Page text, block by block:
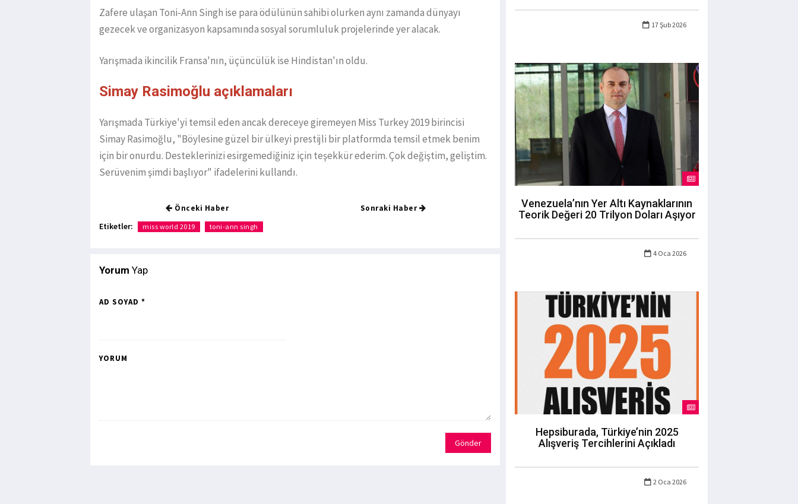
​Zafere ulaşan Toni-Ann Singh ise para ödülünün sahibi olurken aynı zamanda dünyayı
gezecek ve organizasyon kapsamında sosyal sorumluluk projelerinde yer alacak.
Yarışmada ikincilik Fransa'nın, üçüncülük ise Hindistan'ın oldu.
Simay Rasimoğlu açıklamaları
Yarışmada Türkiye'yi temsileden ancak dereceye giremeyen Miss Turkey 2019 birincisi
Simay Rasimoğlu, "Böylesine güzel bir ülkeyi prestijli bir platformda temsil etmek benim
için bir onurdu. Desteklerinizi esirgemediğiniz için teşekkür ederim. Çok değiştim, geliştim.
Serüvenim şimdi başlıyor" ifadelerini kullandı.
Önceki Haber Sonraki Haber
Etiketler: miss world 2019 toni-ann singh
Yorum Yap
AD SOYAD *
YORUM
Gönder
17 Şub 2026
Venezuela’nın Yer Altı Kaynaklarının
Teorik Değeri 20 Trilyon Doları Aşıyor
4 Oca 2026
Hepsiburada, Türkiye’nin 2025
Alışveriş Tercihlerini Açıkladı
2 Oca 2026